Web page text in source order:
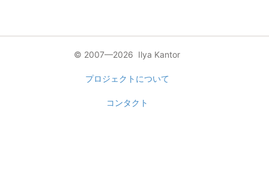
© 2007—2026 Ilya Kantor
プロジェクトについて
コンタクト